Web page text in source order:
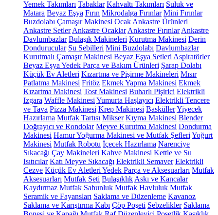
Yemek Takımları Tabaklar Kahvaltı Takımları Suluk ve
Matara Beyaz Eşya Fırın Mikrodalga Fırınlar Mini Fırınlar
Buzdolabı Çamaşır Makinesi Ocak Ankastre Ürünleri
Ankastre Setler Ankastre Ocaklar Ankastre Fırınlar Ankastre
Davlumbazlar Bulaşık Makineleri Kurutma Makinesi Derin
Dondurucular Su Sebilleri Mini Buzdolabı Davlumbazlar
Kurutmalı Çamaşır Makinesi Beyaz Eşya Setleri Aspiratörler
Beyaz Eşya Yedek Parça ve Bakım Ürünleri Şarap Dolabı
Küçük Ev Aletleri Kızartma ve Pişirme Makineleri Mısır
Patlatma Makinesi Fritöz Ekmek Yapma Makinesi Ekmek
Kızartma Makinesi Tost Makinesi Buharlı Pişirici Elektrikli
Izgara Waffle Makinesi Yumurta Haşlayıcı Elektrikli Tencere
ve Tava Pizza Makinesi Krep Makinesi BasküllerYiyecek
Hazırlama Mutfak Tartısı Mikser Kıyma Makinesi Blender
Doğrayıcı ve Rondolar Meyve Kurutma Makinesi Dondurma
Makinesi Hamur Yoğurma Makinesi ve Mutfak Şefleri Yoğurt
Makinesi Mutfak Robotu İçecek Hazırlama Narenciye
Sıkacağı Çay Makineleri Kahve Makinesi Kettle ve Su
Isıtıcılar Katı Meyve Sıkacağı Elektrikli Semaver Elektrikli
Cezve Küçük Ev Aletleri Yedek Parça ve Aksesuarları Mutfak
Aksesuarları Mutfak Seti Bulaşıklık Askı ve Kancalar
Kaydırmaz Mutfak Sabunluk Mutfak Havluluk Mutfak
Seramik ve Fayansları Saklama ve Düzenleme Kavanoz
Saklama ve Karıştırma Kabı Çöp Poşeti Sebzelikler Saklama